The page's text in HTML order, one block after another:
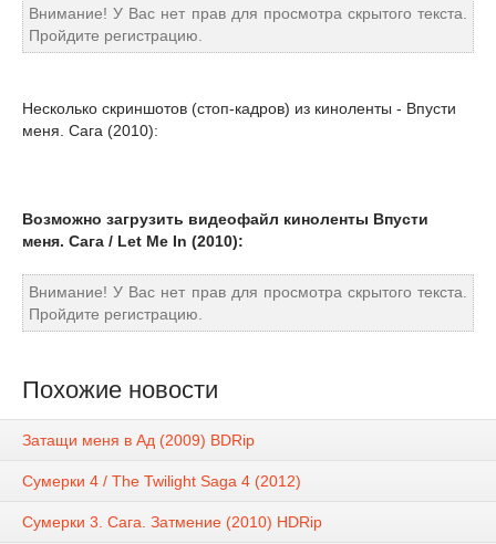
Внимание! У Вас нет прав для просмотра скрытого текста.
Пройдите регистрацию.
Несколько скриншотов (стоп-кадров) из киноленты - Впусти
меня. Сага (2010):
Возможно загрузить видеофайл киноленты Впусти
меня. Сага / Let Me In (2010):
Внимание! У Вас нет прав для просмотра скрытого текста.
Пройдите регистрацию.
Похожие новости
Затащи меня в Ад (2009) ВDRір
Сумерки 4 / The Twilight Saga 4 (2012)
Сумерки 3. Сага. Затмение (2010) НDRір